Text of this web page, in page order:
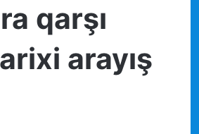
qarşı
arayış